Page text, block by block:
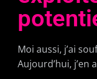
Moi aussi, j’ai
Aujourd’hui, j’en